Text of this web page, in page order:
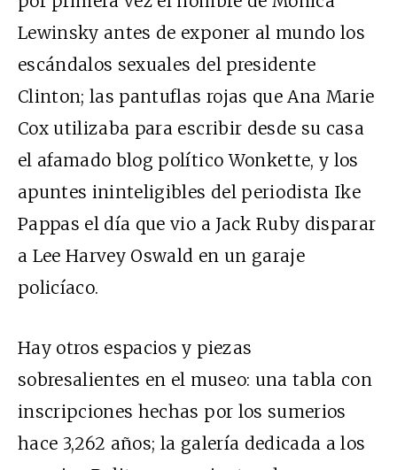
Lewinsky antes de exponer al mundo los
escándalos sexuales del presidente
Clinton; las pantuflas rojas que Ana Marie
Cox utilizaba para escribir desde su casa
el afamado blog político Wonkette, y los
apuntes ininteligibles del periodista Ike
Pappas el día que vio a Jack Ruby disparar
a Lee Harvey Oswald en un garaje
policíaco.
Hay otros espacios y piezas
sobresalientes en el museo: una tabla con
inscripciones hechas por los sumerios
hace 3,262 años; la galería dedicada a los